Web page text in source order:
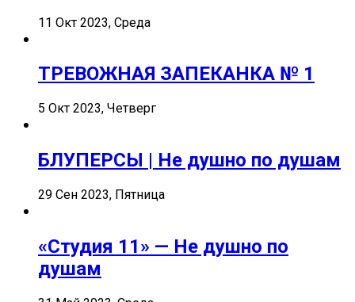
11 Окт 2023, Среда
ТРЕВОЖНАЯ ЗАПЕКАНКА № 1
5 Окт 2023, Четверг
БЛУПЕРСЫ | Не душно по душам
29 Сен 2023, Пятница
«Студия 11» — Не душно по
душам